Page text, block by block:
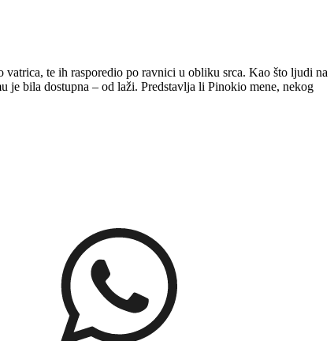
te ih rasporedio po ravnici u obliku srca. Kao što ljudi na
je bila dostupna – od laži. Predstavlja li Pinokio mene, nekog